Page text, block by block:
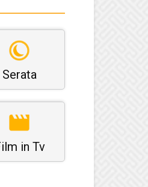
Serata
in Tv